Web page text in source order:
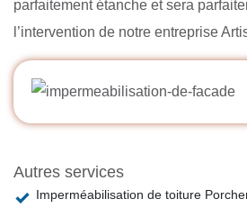
parfaitement étanche et sera
l’intervention de notre entreprise
Autres services
Imperméabilisation de toiture